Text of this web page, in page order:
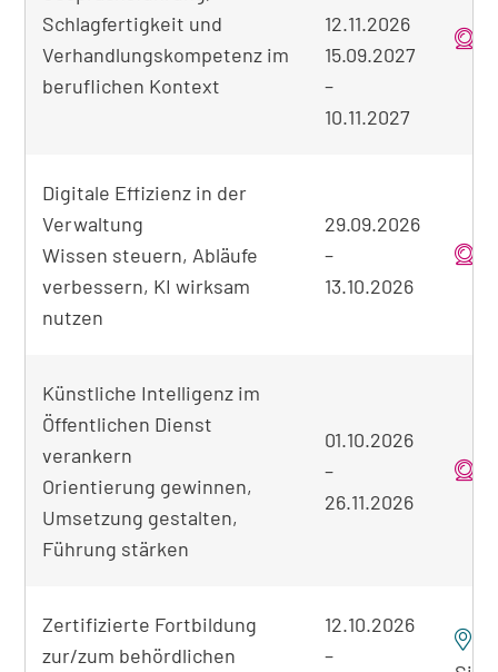
Schlagfertigkeit und
Verhandlungskompetenz im
beruflichen Kontext
12.11.2026
15.09.2027
–
10.11.2027
Digitale Effizienz in der
Verwaltung
Wissen steuern, Abläufe
verbessern, KI wirksam
nutzen
29.09.2026
–
13.10.2026
Künstliche Intelligenz im
Öffentlichen Dienst
verankern
Orientierung gewinnen,
Umsetzung gestalten,
Führung stärken
01.10.2026
–
26.11.2026
Zertifizierte Fortbildung
zur/zum behördlichen
12.10.2026
–